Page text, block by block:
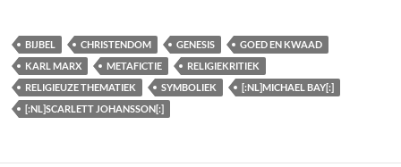
BIJBEL CHRISTENDOM GENESIS
GOED EN KWAAD
KARL MARX
METAFICTIE
RELIGIEKRITIEK
RELIGIEUZE THEMATIEK
SYMBOLIEK
[:NL]MICHAEL BAY[:]
[:NL]SCARLETT JOHANSSON[:]